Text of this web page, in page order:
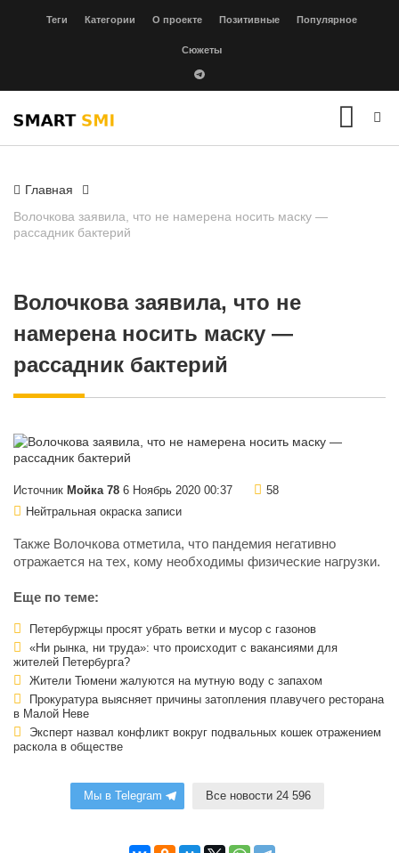
Теги Категории О проекте Позитивные Популярное
Сюжеты
Главная
Волочкова заявила, что не намерена носить маску —
рассадник бактерий
Волочкова заявила, что не
намерена носить маску —
рассадник бактерий
Источник Мойка 78 6 Ноябрь 2020 00:37
58
Нейтральная окраска записи
Также Волочкова отметила, что пандемия негативно
отражается на тех, кому необходимы физические нагрузки.
Еще по теме:
Петербуржцы просят убрать ветки и мусор с газонов
«Ни рынка, ни труда»: что происходит с вакансиями для
жителей Петербурга?
Жители Тюмени жалуются на мутную воду с запахом
Прокуратура выясняет причины затопления плавучего ресторана
в Малой Неве
Эксперт назвал конфликт вокруг подвальных кошек отражением
раскола в обществе
Мы в Telegram Все новости 24 596